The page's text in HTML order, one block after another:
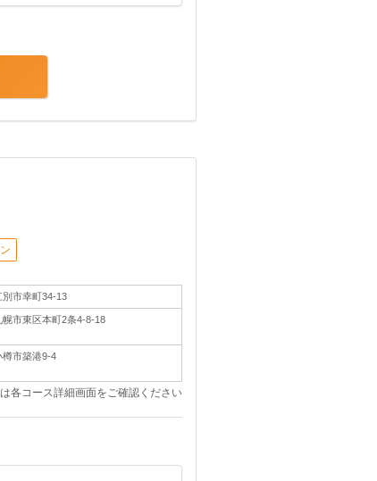
別市幸町34-13
幌市東区本町2条4-8-18
樽市築港9-4
各コース詳細画面をご確認ください